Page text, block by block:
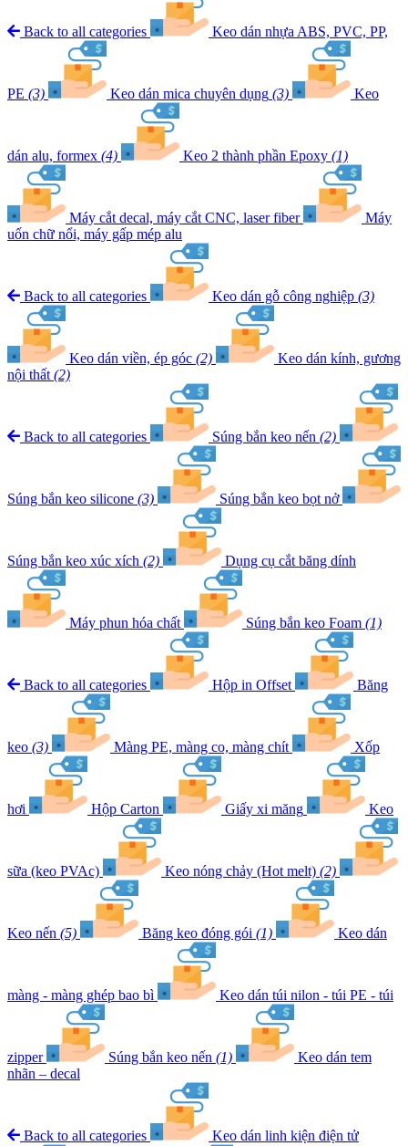
Back to all categories Keo dán nhựa ABS, PVC, PP,
PE (3) Keo dán mica chuyên dụng (3) Keo
dán alu, formex (4) Keo 2 thành phần Epoxy (1)
Máy cắt decal, máy cắt CNC, laser fiber
Máy
uốn chữ nổi, máy gấp mép alu
Back to all categories Keo dán gỗ công nghiệp (3)
Keo dán viền, ép góc (2)
Keo dán kính, gương
nội thất (2)
Back to all categories Súng bắn keo nến (2)
Súng bắn keo silicone (3) Súng bắn keo bọt nở
Súng bắn keo xúc xích (2) Dụng cụ cắt băng dính
Máy phun hóa chất Súng bắn keo Foam (1)
Back to all categories Hộp in Offset Băng
keo (3) Màng PE, màng co, màng chít Xốp
hơi Hộp Carton Giấy xi măng Keo
sữa (keo PVAc) Keo nóng chảy (Hot melt) (2)
Keo nến (5) Băng keo đóng gói (1) Keo dán
màng - màng ghép bao bì Keo dán túi nilon - túi PE - túi
zipper Súng bắn keo nến (1)
Keo dán tem
nhãn – decal
Back to all categories Keo dán linh kiện điện tử